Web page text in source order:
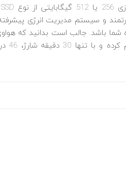
و سیستم مدیریت انرژی
شما باشد. جالب است بدانید که